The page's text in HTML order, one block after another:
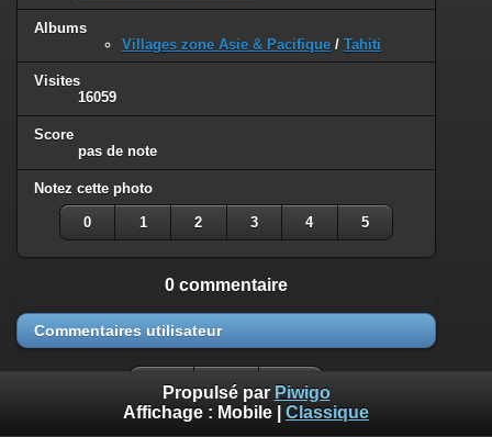
Albums
Villages zone Asie & Pacifique / Tahiti
Visites
16059
Score
pas de note
Notez cette photo
0 1 2 3 4 5
0 commentaire
Commentaires utilisateur
Propulsé par Piwigo
Affichage : Mobile Classique